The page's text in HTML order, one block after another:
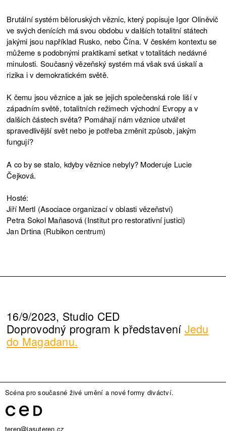
Brutální systém běloruských věznic, který popisuje Igor Oliněvič
ve svých denících má svou obdobu v dalších totalitní státech
jakými jsou například Rusko, nebo Čína. V českém kontextu se
můžeme s podobnými praktikami setkat v totalitách nedávné
minulosti. Současný vězeňský systém má však svá úskalí a
rizika i v demokratickém světě.
K čemu jsou věznice a jak se jejich společenská role liší v
západním světě, totalitních režimech východní Evropy a v
dalších částech světa? Pomáhají nám věznice utvářet
spravedlivější svět nebo je potřeba změnit způsob, jakým
fungují?
A co by se stalo, kdyby věznice nebyly? Moderuje Lucie
Čejková.
Hosté:
Jiří Mertl (Asociace organizací v oblasti vězeňství)
Petra Sokol Maňasová (Institut pro restorativní justici)
Jan Drtina (Rubikon centrum)
16/9/2023, Studio CED
Doprovodný program k představeníJedu
do Magadanu.
Scéna pro současné živé umění a nové formy diváctví.
teren@jasuteren.cz